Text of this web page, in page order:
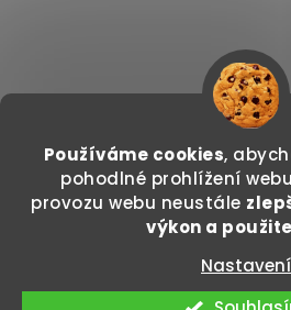
Používáme cookies,
pohodlné prohlížení
provozu webu neustále
výkon a
Nastavení
Sledovat na
Copyright 2026
vyhrazena.
Vytvořil